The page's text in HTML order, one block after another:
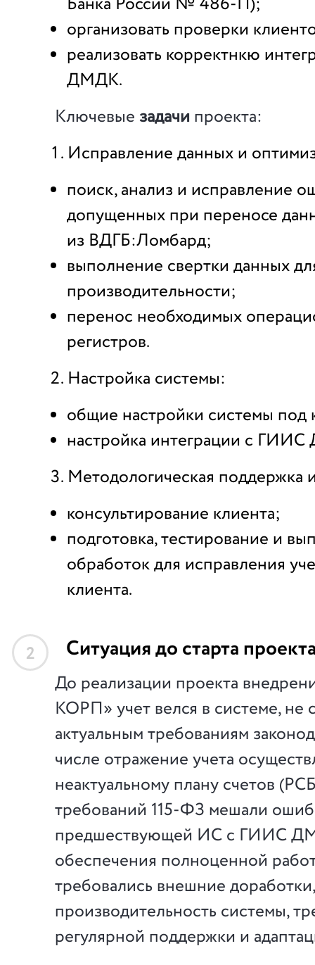
организовать проверки
реализовать корректнкю
ДМДК.
Ключевые задачи проекта:
Исправление данных и
поиск, анализ и исправление
допущенных при переносе
из ВДГБ:Ломбард;
выполнение свертки данных
производительности;
перенос необходимых
регистров.
Настройка системы:
общие настройки системы под
настройка интеграции с
Методологическая поддержка
консультирование клиента;
подготовка, тестирование и
обработок для исправления
клиента.
2 Ситуация до старта
До реализации проекта
КОРП» учет велся в системе, не
актуальным требованиям
числе отражение учета
неактуальному плану счетов
требований 115-ФЗ мешали
предшествующей ИС с ГИИС
обеспечения полноценной
требовались внешние
производительность системы,
регулярной поддержки и